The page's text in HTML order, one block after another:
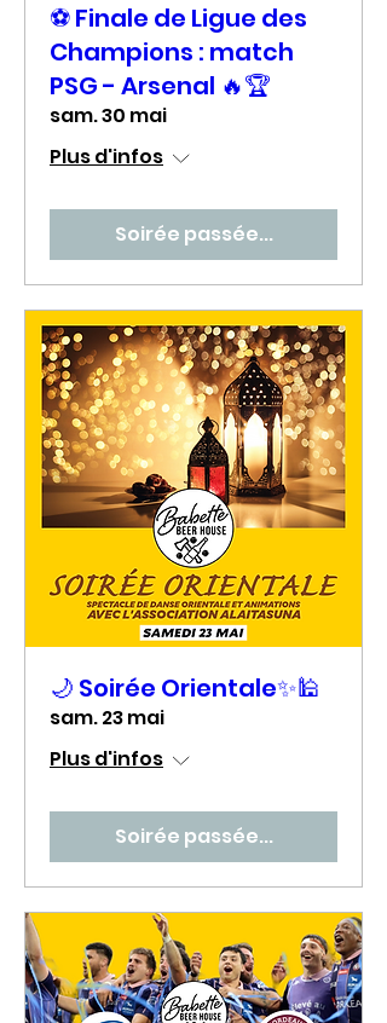
⚽ Finale de Ligue des
Champions : match
PSG - Arsenal 🔥🏆
sam. 30 mai
Plus d'infos
Soirée passée...
🌙 Soirée Orientale✨🕌
sam. 23 mai
Plus d'infos
Soirée passée...